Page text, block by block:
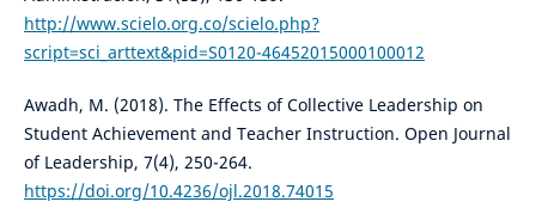
http://www.scielo.org.co/scielo.php?
script=sci_arttext&pid=S0120-46452015000100012
Awadh, M. (2018). The Effects of Collective Leadership on
Student Achievement and Teacher Instruction. Open Journal
of Leadership, 7(4), 250-264.
https://doi.org/10.4236/ojl.2018.74015